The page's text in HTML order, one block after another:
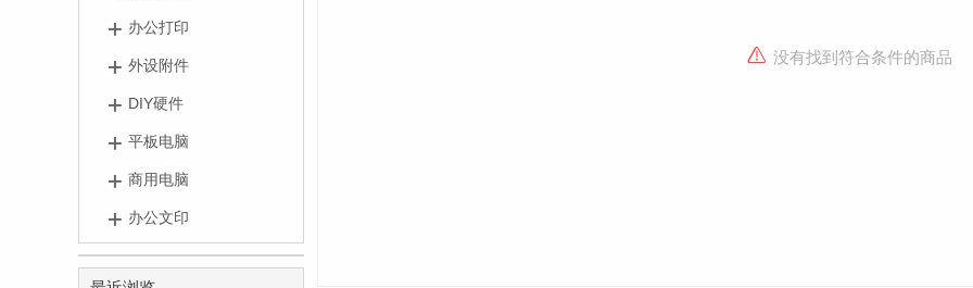
办公打印
外设附件
DIY硬件
平板电脑
商用电脑
办公文印
没有找到符合条件的商品